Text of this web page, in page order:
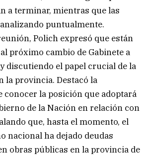
a terminar, mientras que las
puntualmente.
Polich expresó que están
próximo cambio de Gabinete a
discutiendo el papel crucial de la
la provincia. Destacó la
conocer la posición que adoptará
de la Nación en relación con
que, hasta el momento, el
nacional ha dejado deudas
obras públicas en la provincia de